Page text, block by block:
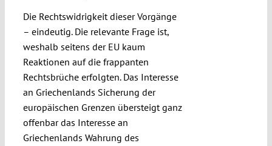
Die Rechtswidrigkeit dieser Vorgänge
– eindeutig. Die relevante Frage ist,
weshalb seitens der EU kaum
Reaktionen auf die frappanten
Rechtsbrüche erfolgten. Das Interesse
an Griechenlands Sicherung der
europäischen Grenzen übersteigt ganz
offenbar das Interesse an
Griechenlands Wahrung des